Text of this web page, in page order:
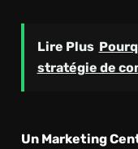
Lire Plus
stratégie de
Un Marketing